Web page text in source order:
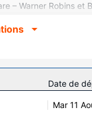
– Warner Robins et
km de Dépôt
comme chez vous
et offrant
plaque de cuisson.
Date de
Mar 11